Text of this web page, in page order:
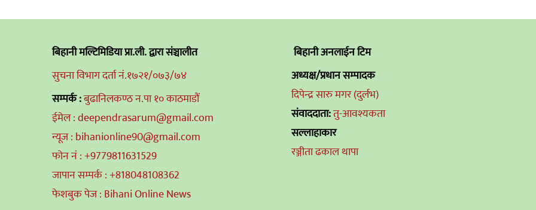
बिहानी मल्टिमिडिया प्रा.ली. द्वारा संञ्चालीत
सुचना विभाग दर्ता नं.१७२१/०७३/७४
सम्पर्क :बुढानिलकण्ठ न.पा १० काठमाडौं
ईमेल : deependrasarum@gmail.com
न्यूज : bihanionline90@gmail.com
फोन नं : +9779811631529
जापान सम्पर्क : +818048108362
फेशबुक पेज : Bihani Online News
बिहानी अनलाईन टिम
अध्यक्ष/प्रधान सम्पादक
दिपेन्द्र सारु मगर (दुर्लभ)
संवाददाता:तु-आवश्यकता
सल्लाहाकार
रञ्जीता ढकाल थापा